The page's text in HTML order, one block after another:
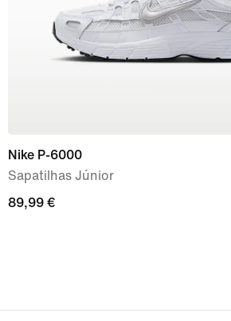
Nike P-6000
Sapatilhas Júnior
89,99
89,99 €